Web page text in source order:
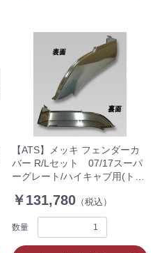
【ATS】メッキ フェンダーカ
バー R/Lセット 07/17スーパ
ーグレート/ハイキャブ用(トラ
￥131,780 （税込）
数量